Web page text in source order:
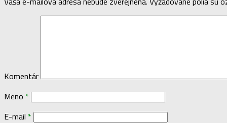
Komentár
Meno *
E-mail *